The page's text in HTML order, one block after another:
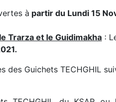
à partir du Lundi 15
Trarza et le Guidimakha :
des Guichets TECHGHIL